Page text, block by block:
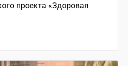
проекта «Здоровая